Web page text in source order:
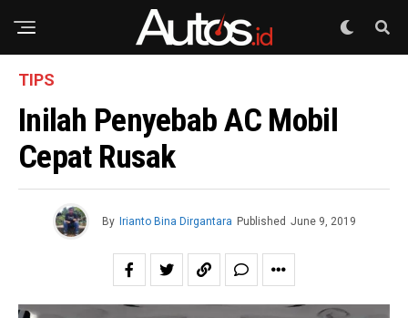
TIPS
Inilah Penyebab AC Mobil
Cepat Rusak
By Irianto Bina Dirgantara Published June 9, 2019